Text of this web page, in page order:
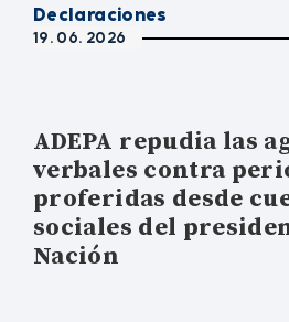
Declaraciones
19. 06. 2026
ADEPA repudia las
verbales contra
proferidas desde
sociales del
Nación